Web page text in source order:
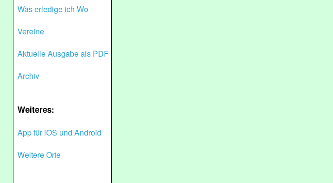
Was erledige ich Wo
Vereine
Aktuelle Ausgabe als PDF
Archiv
Weiteres:
App für iOS und Android
Weitere Orte